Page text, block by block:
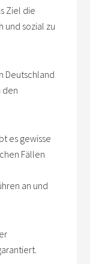
Ziel die
und sozial zu
Deutschland
den
es gewisse
Fällen
an und